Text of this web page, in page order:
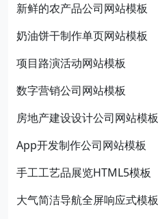
新鲜的农产品公司网站模板
奶油饼干制作单页网站模板
项目路演活动网站模板
数字营销公司网站模板
房地产建设设计公司网站模板
App开发制作公司网站模板
手工工艺品展览HTML5模板
大气简洁导航全屏响应式模板